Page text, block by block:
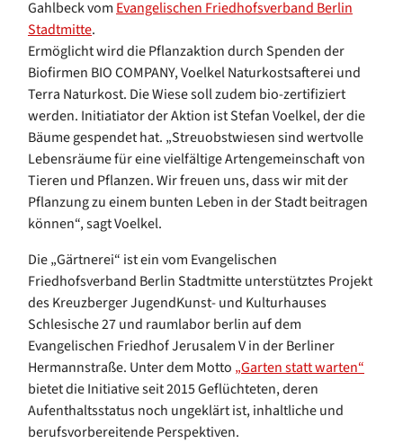
Gahlbeck vom Evangelischen Friedhofsverband Berlin
Stadtmitte.
Ermöglicht wird die Pflanzaktion durch Spenden der
Biofirmen BIO COMPANY, Voelkel Naturkostsafterei und
Terra Naturkost. Die Wiese soll zudem bio-zertifiziert
werden. Initiatiator der Aktion ist Stefan Voelkel, der die
Bäume gespendet hat. „Streuobstwiesen sind wertvolle
Lebensräume für eine vielfältige Artengemeinschaft von
Tieren und Pflanzen. Wir freuen uns, dass wir mit der
Pflanzung zu einem bunten Leben in der Stadt beitragen
können“, sagt Voelkel.
Die „Gärtnerei“ ist ein vom Evangelischen
Friedhofsverband Berlin Stadtmitte unterstütztes Projekt
des Kreuzberger JugendKunst- und Kulturhauses
Schlesische 27 und raumlabor berlin auf dem
Evangelischen Friedhof Jerusalem V in der Berliner
Hermannstraße. Unter dem Motto „Garten statt warten“
bietet die Initiative seit 2015 Geflüchteten, deren
Aufenthaltsstatus noch ungeklärt ist, inhaltliche und
berufsvorbereitende Perspektiven.